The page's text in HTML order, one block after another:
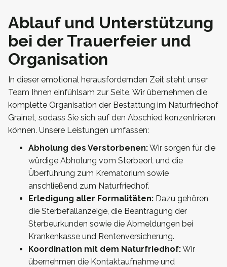
Ablauf und Unterstützung
bei der Trauerfeier und
Organisation
In dieser emotional herausfordernden Zeit steht unser
Team Ihnen einfühlsam zur Seite. Wir übernehmen die
komplette Organisation der Bestattung im Naturfriedhof
Grainet, sodass Sie sich auf den Abschied konzentrieren
können. Unsere Leistungen umfassen:
Abholung des Verstorbenen:Wir sorgen für die
würdige Abholung vom Sterbeort und die
Überführung zum Krematorium sowie
anschließend zum Naturfriedhof.
Erledigung aller Formalitäten: Dazu gehören
die Sterbefallanzeige, die Beantragung der
Sterbeurkunden sowie die Abmeldungen bei
Krankenkasse und Rentenversicherung.
Koordination mit dem Naturfriedhof:Wir
übernehmen die Kontaktaufnahme und